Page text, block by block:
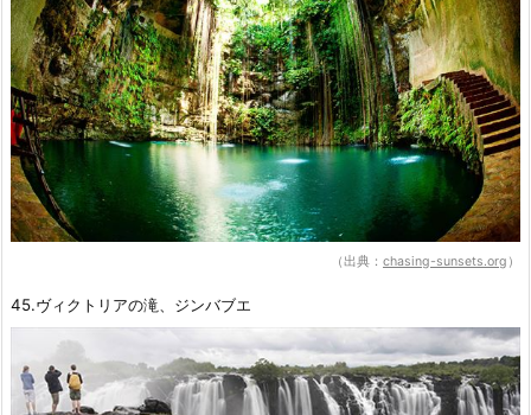
（出典： chasing-sunsets.org ）
45.ヴィクトリアの滝、ジンバブエ